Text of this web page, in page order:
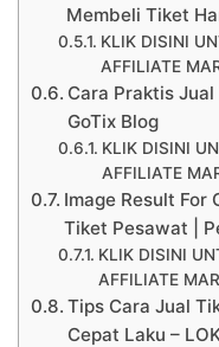
Membeli Tiket
KLIK DISINI
AFFILIATE
Cara Praktis
GoTix Blog
KLIK DISINI
AFFILIATE
Image Result For
Tiket Pesawat |
KLIK DISINI
AFFILIATE
Tips Cara Jual
Cepat Laku –